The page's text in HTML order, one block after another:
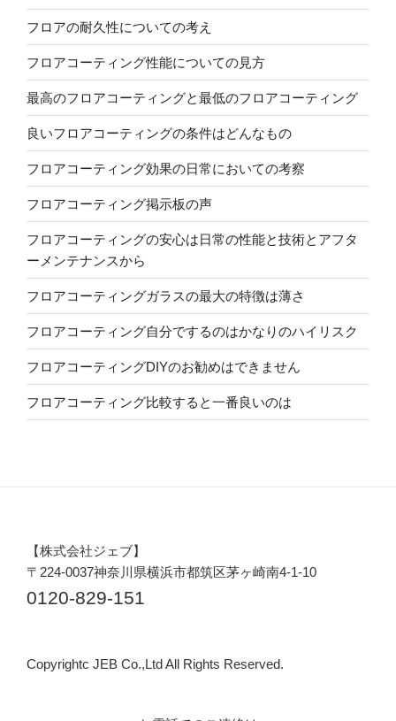
フロアの耐久性についての考え
フロアコーティング性能についての見方
最高のフロアコーティングと最低のフロアコーティング
良いフロアコーティングの条件はどんなもの
フロアコーティング効果の日常においての考察
フロアコーティング掲示板の声
フロアコーティングの安心は日常の性能と技術とアフタ
ーメンテナンスから
フロアコーティングガラスの最大の特徴は薄さ
フロアコーティング自分でするのはかなりのハイリスク
フロアコーティングDIYのお勧めはできません
フロアコーティング比較すると一番良いのは
【株式会社ジェブ】
〒224-0037神奈川県横浜市都筑区茅ヶ崎南4-1-10
0120-829-151
Copyrightc JEB Co.,Ltd All Rights Reserved.